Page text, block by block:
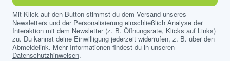
Mit Klick auf den Button stimmst du dem Versand unseres
Newsletters und der Personalisierung einschließlich Analyse der
Interaktion mit dem Newsletter (z. B. Öffnungsrate, Klicks auf Links)
zu. Du kannst deine Einwilligung jederzeit widerrufen, z. B. über den
Abmeldelink. Mehr Informationen findest du in unseren
Datenschutzhinweisen.